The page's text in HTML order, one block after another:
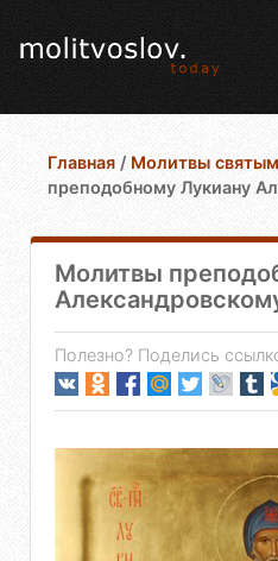
Главная / Молитвы святым
преподобному Лукиану
Молитвы
Полезно? Поделись